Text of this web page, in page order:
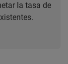
la tasa de